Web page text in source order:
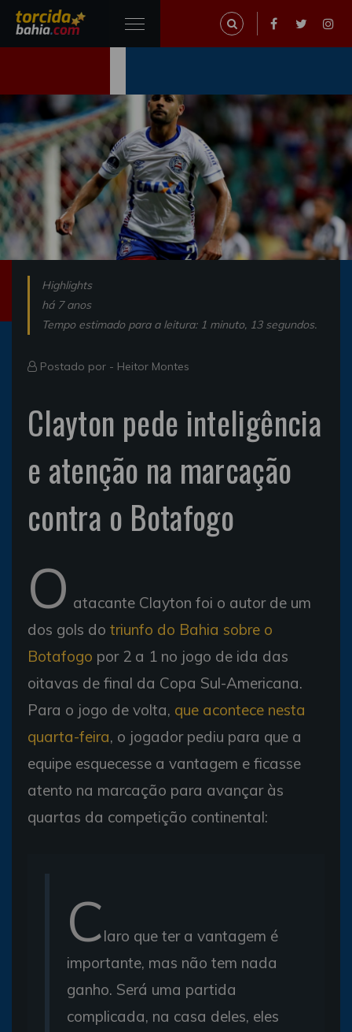
Highlights
há 7 anos
Tempo estimado para a leitura: 1 minuto, 13 segundos.
Postado por - Heitor Montes
Clayton pede inteligência
e atenção na marcação
contra o Botafogo
O atacante Clayton foi o autor de um
dos gols do triunfo do Bahia sobre o
Botafogo por 2 a 1 no jogo de ida das
oitavas de final da Copa Sul-Americana.
Para o jogo de volta, que acontece nesta
quarta-feira, o jogador pediu para que a
equipe esquecesse a vantagem e ficasse
atento na marcação para avançar às
quartas da competição continental:
Claro que ter a vantagem é
importante, mas não tem nada
ganho. Será uma partida
complicada, na casa deles, eles